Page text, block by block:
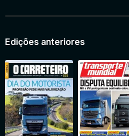
Edições anteriores